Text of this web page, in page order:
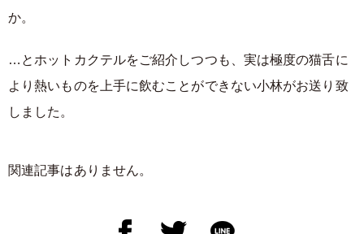
か。
…とホットカクテルをご紹介しつつも、実は極度の猫舌に
より熱いものを上手に飲むことができない小林がお送り致
しました。
関連記事はありません。